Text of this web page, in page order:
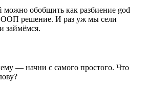
можно обобщить как разбиение god
ООП решение. И раз уж мы сели
займёмся.
— начни с самого простого. Что